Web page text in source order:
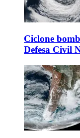
Ciclone
Defesa Civil